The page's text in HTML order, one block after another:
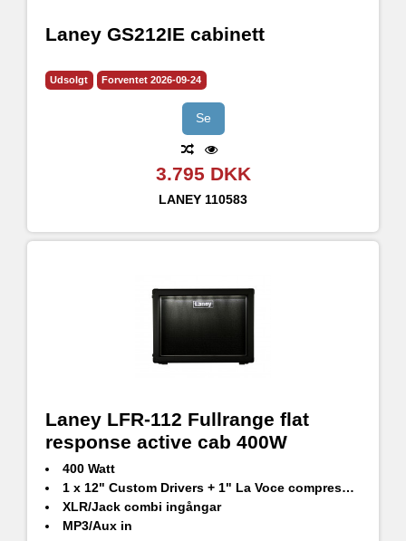
Laney GS212IE cabinett
Udsolgt Forventet 2026-09-24
Se
3.795 DKK
LANEY 110583
Laney LFR-112 Fullrange flat
response active cab 400W
400 Watt
1 x 12" Custom Drivers + 1" La Voce compression driver
XLR/Jack combi ingångar
MP3/Aux in